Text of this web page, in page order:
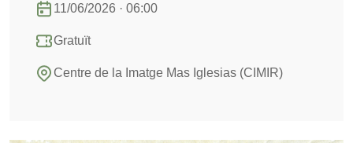
11/06/2026 · 06:00
Gratuït
Centre de la Imatge Mas Iglesias (CIMIR)